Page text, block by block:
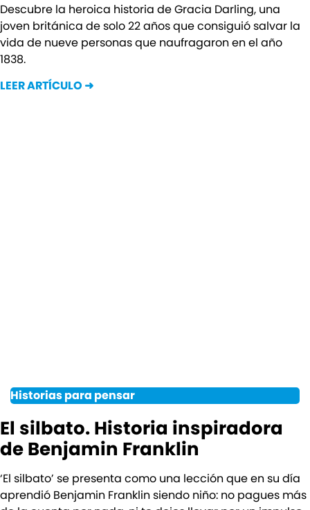
Descubre la heroica historia de Gracia Darling, una
joven británica de solo 22 años que consiguió salvar la
vida de nueve personas que naufragaron en el año
1838.
LEER ARTÍCULO ➜
Historias para pensar
El silbato. Historia inspiradora
de Benjamin Franklin
‘El silbato’ se presenta como una lección que en su día
aprendió Benjamin Franklin siendo niño: no pagues más